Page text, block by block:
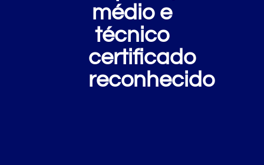
médio e
técnico
certificado
reconhecido